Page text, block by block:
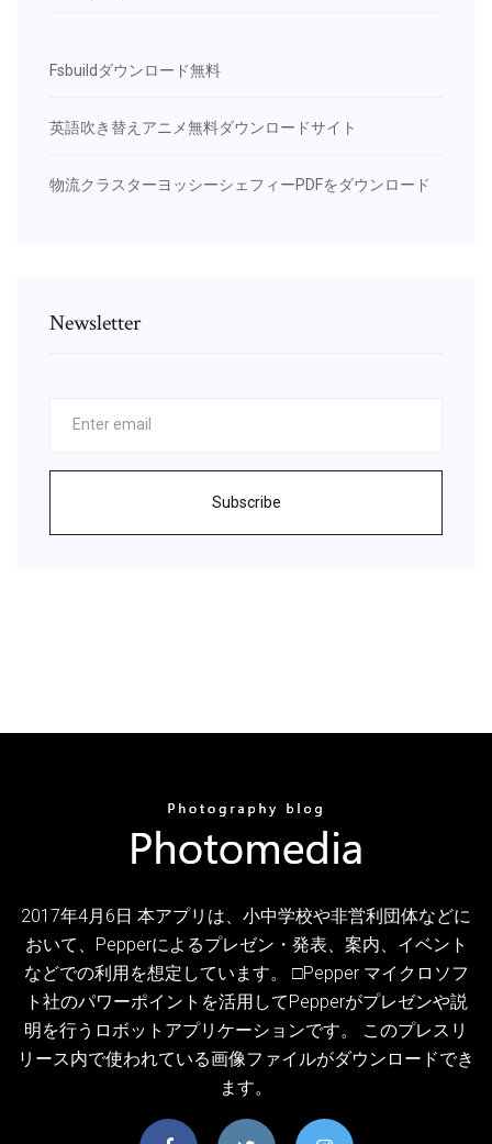
Fsbuildダウンロード無料
英語吹き替えアニメ無料ダウンロードサイト
物流クラスターヨッシーシェフィーPDFをダウンロード
Newsletter
Subscribe
2017年4月6日 本アプリは、小中学校や非営利団体などに
おいて、Pepperによるプレゼン・発表、案内、イベント
などでの利用を想定しています。 □Pepper マイクロソフ
ト社のパワーポイントを活用してPepperがプレゼンや説
明を行うロボットアプリケーションです。 このプレスリ
リース内で使われている画像ファイルがダウンロードでき
ます。